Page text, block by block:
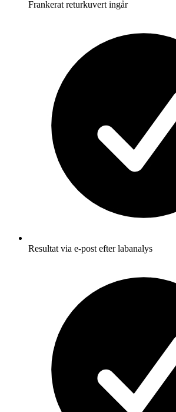
Frankerat returkuvert ingår
Resultat via e-post efter labanalys